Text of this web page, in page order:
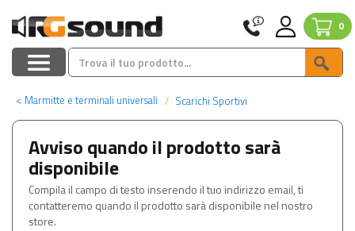
0
< Marmitte e terminali universali Scarichi Sportivi
Avviso quando il prodotto sarà
disponibile
Compila il campo di testo inserendo il tuo indirizzo email, ti
contatteremo quando il prodotto sarà disponibile nel nostro
store.